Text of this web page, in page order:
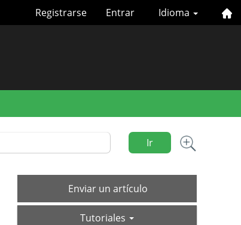
Idioma
Registrarse Entrar
Ir
Enviar
un
Enviar un artículo
Tutoriales